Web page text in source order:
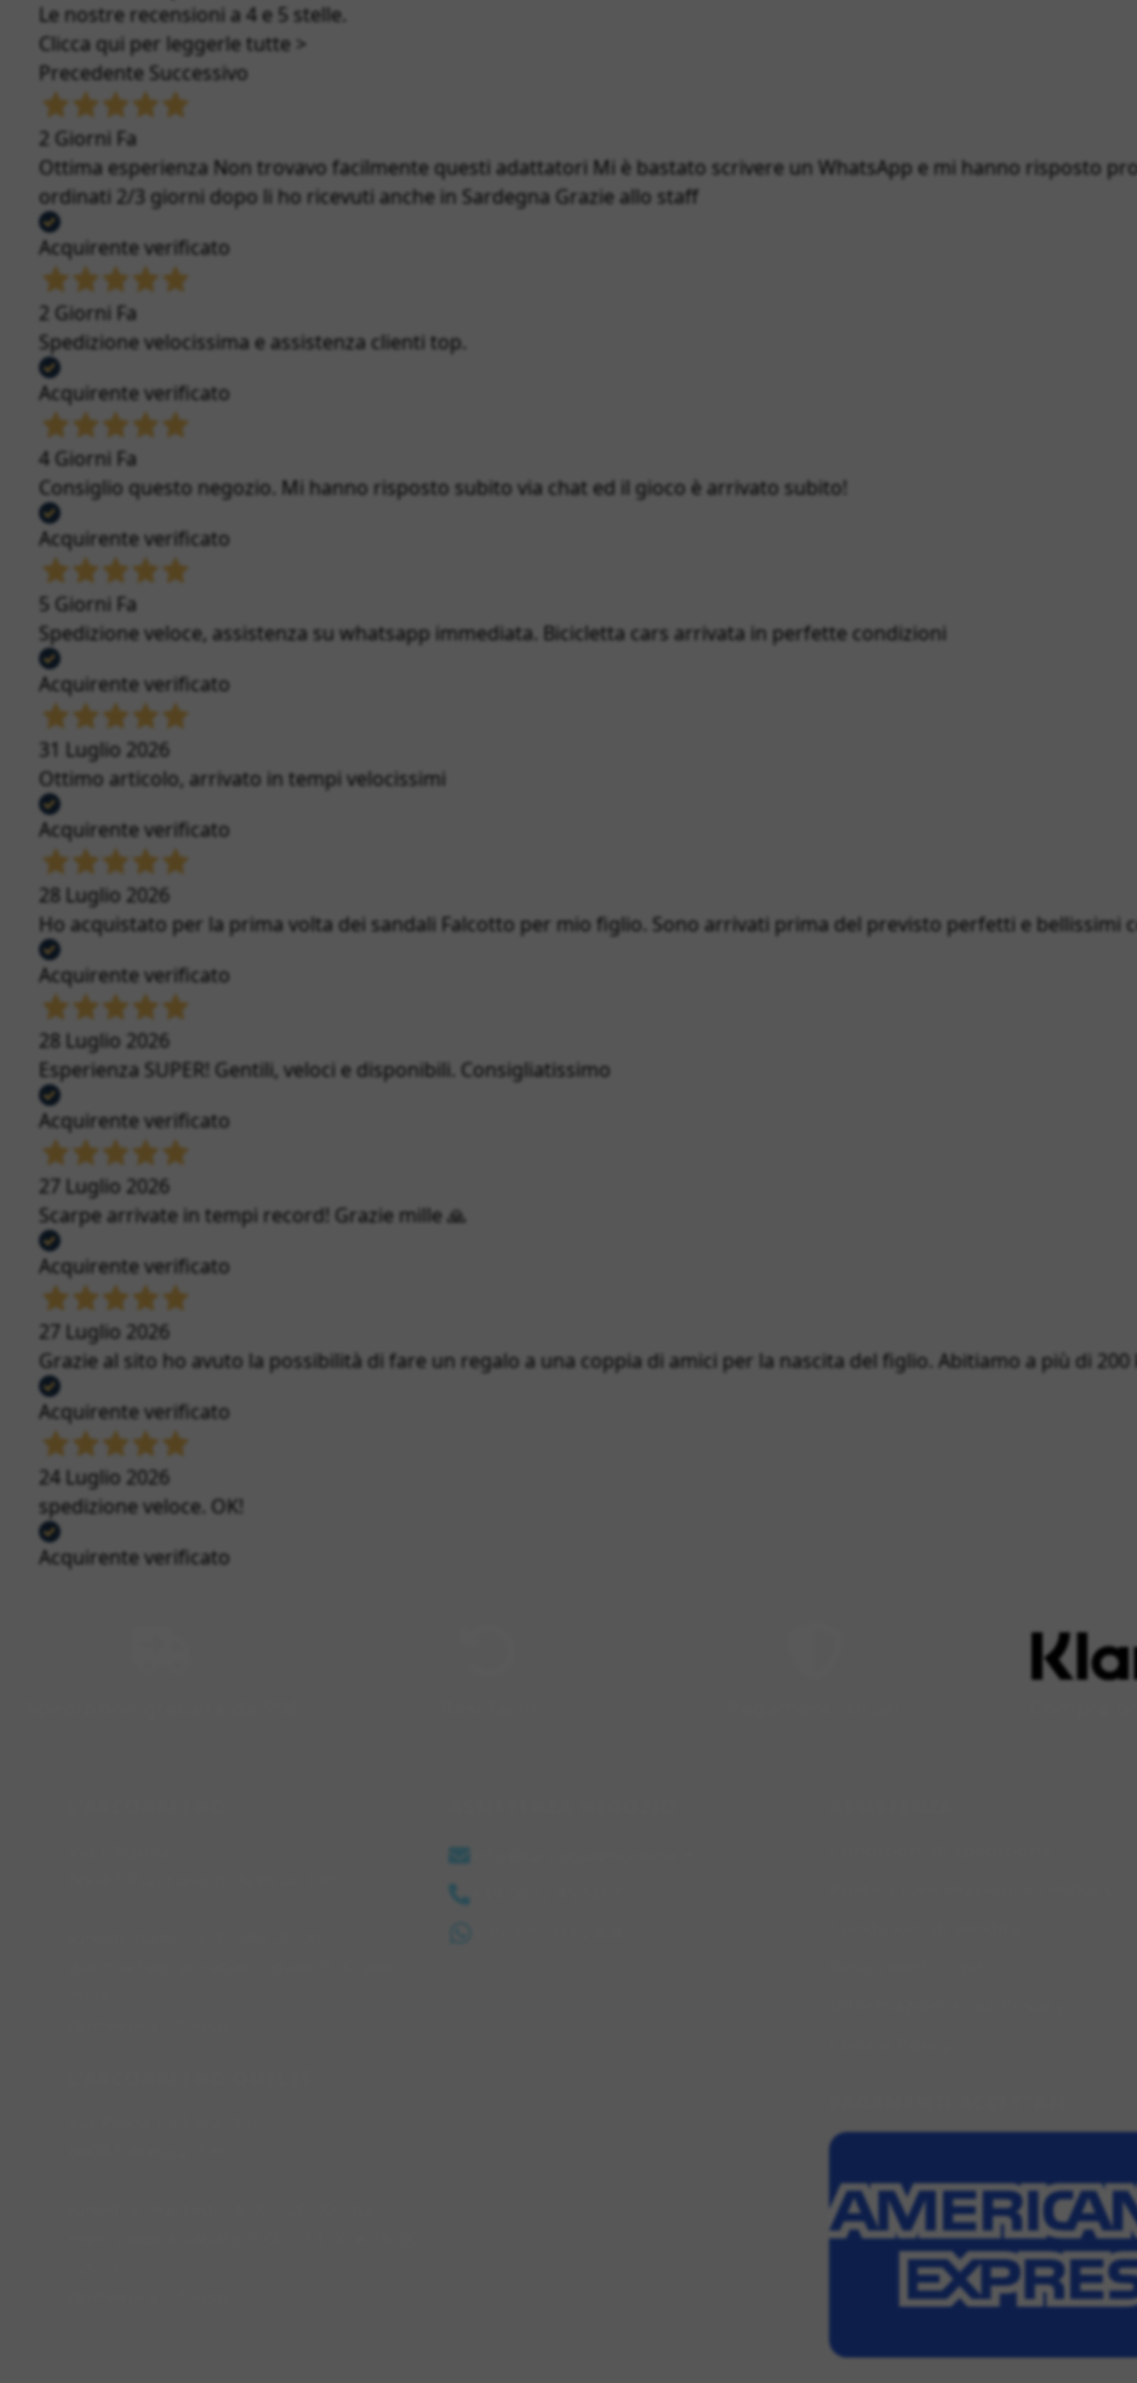
Le nostre recensioni a 4 e 5 stelle.
Clicca qui per leggerle tutte >
Precedente Successivo
2 Giorni Fa
Ottima esperienza Non trovavo facilmente questi adattatori Mi è bastato scrivere un WhatsApp e mi hanno risposto
ordinati 2/3 giorni dopo li ho ricevuti anche in Sardegna Grazie allo staff
Acquirente verificato
2 Giorni Fa
Spedizione velocissima e assistenza clienti top.
Acquirente verificato
4 Giorni Fa
Consiglio questo negozio. Mi hanno risposto subito via chat ed il gioco è arrivato subito!
Acquirente verificato
5 Giorni Fa
Spedizione veloce, assistenza su whatsapp immediata. Bicicletta cars arrivata in perfette condizioni
Acquirente verificato
31 Luglio 2026
Ottimo articolo, arrivato in tempi velocissimi
Acquirente verificato
28 Luglio 2026
Ho acquistato per la prima volta dei sandali Falcotto per mio figlio. Sono arrivati prima del previsto perfetti e bellissimi
Acquirente verificato
28 Luglio 2026
Esperienza SUPER! Gentili, veloci e disponibili. Consigliatissimo
Acquirente verificato
27 Luglio 2026
Scarpe arrivate in tempi record! Grazie mille 🙏
Acquirente verificato
27 Luglio 2026
Grazie al sito ho avuto la possibilità di fare un regalo a una coppia di amici per la nascita del figlio. Abitiamo a più di
Acquirente verificato
24 Luglio 2026
spedizione veloce. OK!
Acquirente verificato